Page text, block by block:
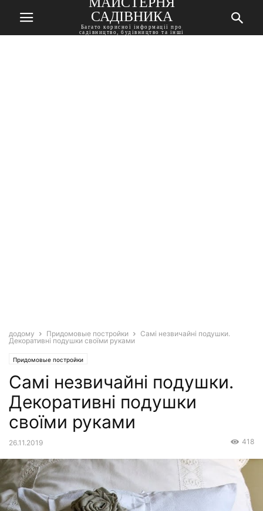
САДІВНИКА
Багато корисної інформації про
садівництво, будівництво та інші
додому Придомовые постройки
Самі незвичайні подушки.
Декоративні подушки своїми руками
Придомовые постройки
Самі незвичайні подушки.
Декоративні подушки
своїми руками
26.11.2019 418